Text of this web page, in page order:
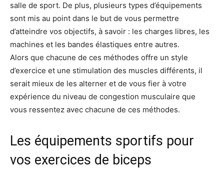
salle de sport. De plus, plusieurs types d’équipements
sont mis au point dans le but de vous permettre
d’atteindre vos objectifs, à savoir : les charges libres, les
machines et les bandes élastiques entre autres.
Alors que chacune de ces méthodes offre un style
d’exercice et une stimulation des muscles différents, il
serait mieux de les alterner et de vous fier à votre
expérience du niveau de congestion musculaire que
vous ressentez avec chacune de ces méthodes.
Les équipements sportifs pour
vos exercices de biceps